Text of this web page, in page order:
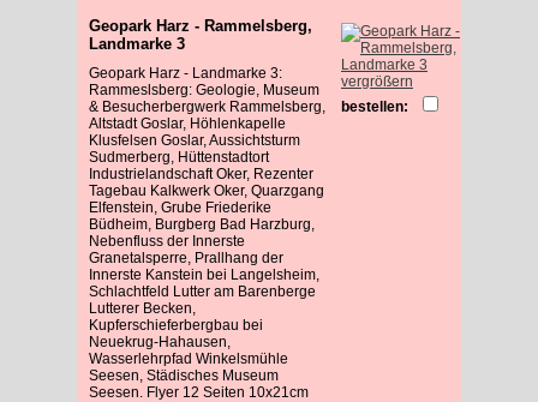
Geopark Harz - Rammelsberg,
Landmarke 3
Geopark Harz - Landmarke 3:
Rammeslsberg: Geologie, Museum
& Besucherbergwerk Rammelsberg,
Altstadt Goslar, Höhlenkapelle
Klusfelsen Goslar, Aussichtsturm
Sudmerberg, Hüttenstadtort
Industrielandschaft Oker, Rezenter
Tagebau Kalkwerk Oker, Quarzgang
Elfenstein, Grube Friederike
Büdheim, Burgberg Bad Harzburg,
Nebenfluss der Innerste
Granetalsperre, Prallhang der
Innerste Kanstein bei Langelsheim,
Schlachtfeld Lutter am Barenberge
Lutterer Becken,
Kupferschieferbergbau bei
Neuekrug-Hahausen,
Wasserlehrpfad Winkelsmühle
Seesen, Städisches Museum
Seesen. Flyer 12 Seiten 10x21cm
vergrößern
bestellen: